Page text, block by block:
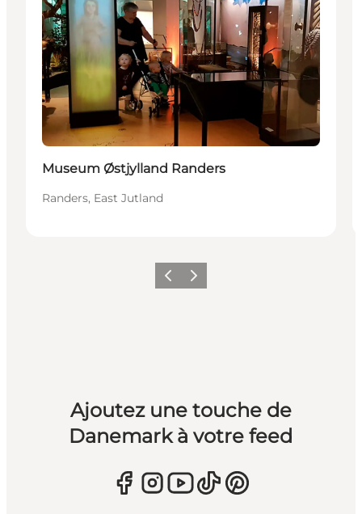
Museum Østjylland Randers
Randers, East Jutland
PrécédentSuivant
Ajoutez une touche de
Danemark à votre feed